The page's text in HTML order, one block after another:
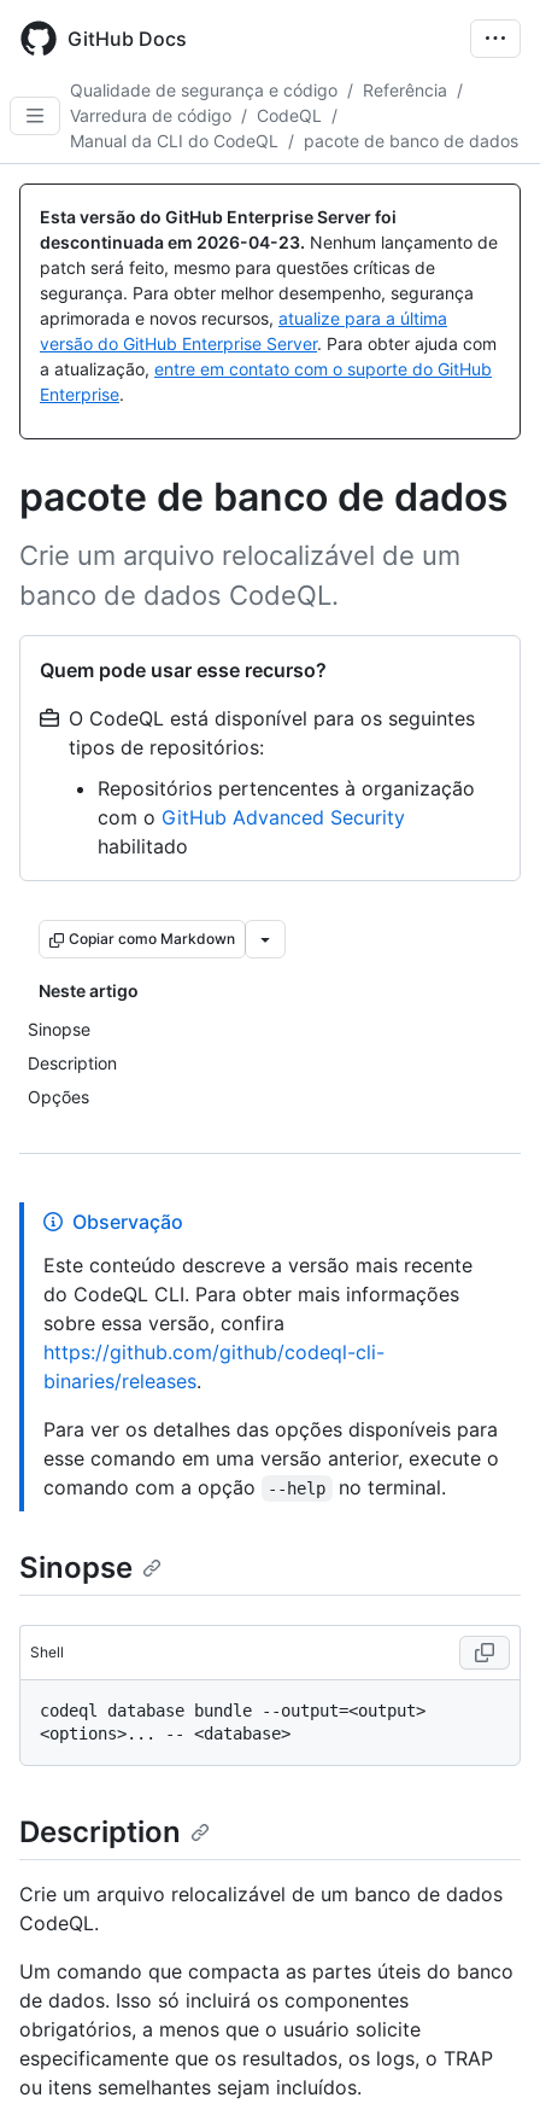
main
GitHub Docs
Qualidade de segurança e código / Referência /
Varredura de código / CodeQL
/
Manual da CLI do CodeQL
/ pacote de banco de dados
Esta versão do GitHub Enterprise Server foi
descontinuada em 2026-04-23. Nenhum lançamento de
patch será feito, mesmo para questões críticas de
segurança. Para obter melhor desempenho, segurança
aprimorada e novos recursos, atualize para a última
versão do GitHub Enterprise Server. Para obter ajuda com
a atualização, entre em contato com o suporte do GitHub
Enterprise.
pacote de banco de dados
Crie um arquivo relocalizável de um
banco de dados CodeQL.
Quem pode usar esse recurso?
O CodeQL está disponível para os seguintes
tipos de repositórios:
Repositórios pertencentes à organização
com o GitHub Advanced Security
habilitado
Copiar como Markdown
Neste artigo
Sinopse
Description
Opções
Observação
Este conteúdo descreve a versão mais recente
do CodeQL CLI. Para obter mais informações
sobre essa versão, confira
https://github.com/github/codeql-cli-
binaries/releases.
Para ver os detalhes das opções disponíveis para
esse comando em uma versão anterior, execute o
comando com a opção
--help no terminal.
Sinopse
Shell
codeql database bundle --output=<output>
Description
Crie um arquivo relocalizável de um banco de dados
CodeQL.
Um comando que compacta as partes úteis do banco
de dados. Isso só incluirá os componentes
obrigatórios, a menos que o usuário solicite
especificamente que os resultados, os logs, o TRAP
ou itens semelhantes sejam incluídos.